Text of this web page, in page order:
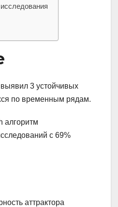
3 устойчивых
по временным рядам.
алгоритм
с 69%
аттрактора